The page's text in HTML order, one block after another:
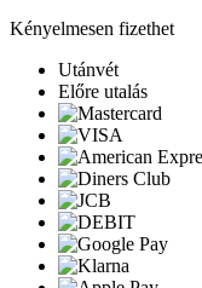
Kényelmesen fizethet
Utánvét
Előre utalás